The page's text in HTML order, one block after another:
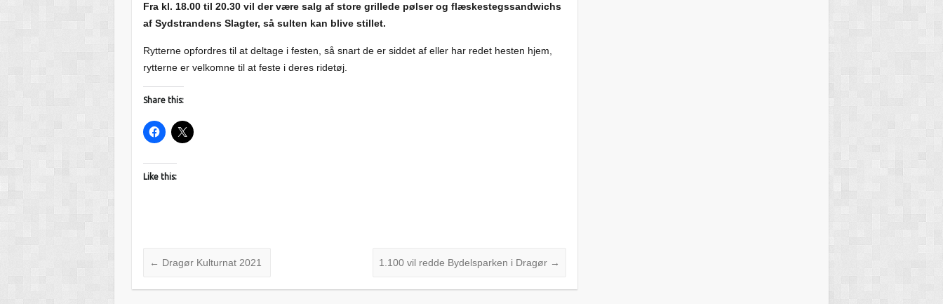
Fra kl. 18.00 til 20.30 vil der være salg af store grillede pølser og flæskestegssandwichs
af Sydstrandens Slagter, så sulten kan blive stillet.
Rytterne opfordres til at deltage i festen, så snart de er siddet af eller har redet hesten hjem,
rytterne er velkomne til at feste i deres ridetøj.
Share this:
Like this:
← Dragør Kulturnat 2021 1.100 vil redde Bydelsparken i Dragør →